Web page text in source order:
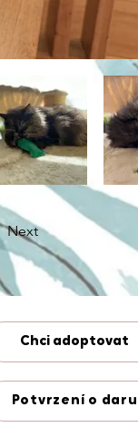
Next
Chci adoptovat
Potvrzení o daru